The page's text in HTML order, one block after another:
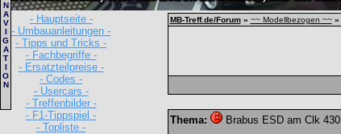
- Hauptseite -
- Umbauanleitungen -
- Tipps und Tricks -
- Fachbegriffe -
- Ersatzteilpreise -
- Codes -
- Usercars -
- Treffenbilder -
- F1-Tippspiel -
- Topliste -
N
A
V
I
G
A
T
I
O
N
MB-Treff.de/Forum » ~~ Modellbezogen ~~ »
Thema: Brabus ESD am Clk 430